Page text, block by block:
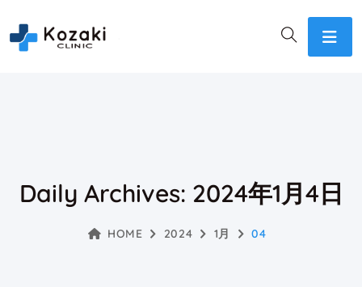
Daily Archives: 2024年1月4日
HOME 2024 1月 04